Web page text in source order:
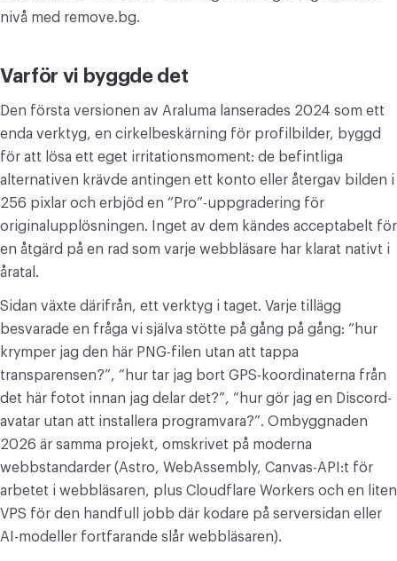
nivå med remove.bg.
Varför vi byggde det
Den första versionen av Araluma lanserades 2024 som ett
enda verktyg, en cirkelbeskärning för profilbilder, byggd
för att lösa ett eget irritationsmoment: de befintliga
alternativen krävde antingen ett konto eller återgav bilden i
256 pixlar och erbjöd en “Pro”-uppgradering för
originalupplösningen. Inget av dem kändes acceptabelt för
en åtgärd på en rad som varje webbläsare har klarat nativt i
åratal.
Sidan växte därifrån, ett verktyg i taget. Varje tillägg
besvarade en fråga vi själva stötte på gång på gång: “hur
krymper jag den här PNG-filen utan att tappa
transparensen?”, “hur tar jag bort GPS-koordinaterna från
det här fotot innan jag delar det?”, “hur gör jag en Discord-
avatar utan att installera programvara?”. Ombyggnaden
2026 är samma projekt, omskrivet på moderna
webbstandarder (Astro, WebAssembly, Canvas-API:t för
arbetet i webbläsaren, plus Cloudflare Workers och en liten
VPS för den handfull jobb där kodare på serversidan eller
AI-modeller fortfarande slår webbläsaren).